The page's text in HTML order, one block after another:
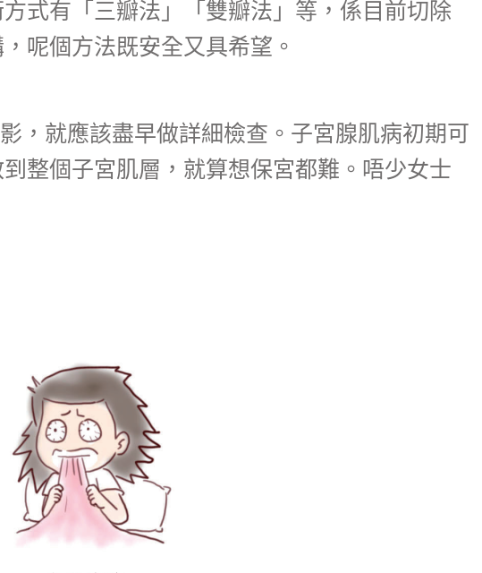
式有「三瓣法」「雙瓣法」等，係目前切除
呢個方法既安全又具希望。
，就應該盡早做詳細檢查。子宮腺肌病初期可
整個子宮肌層，就算想保宮都難。唔少女士